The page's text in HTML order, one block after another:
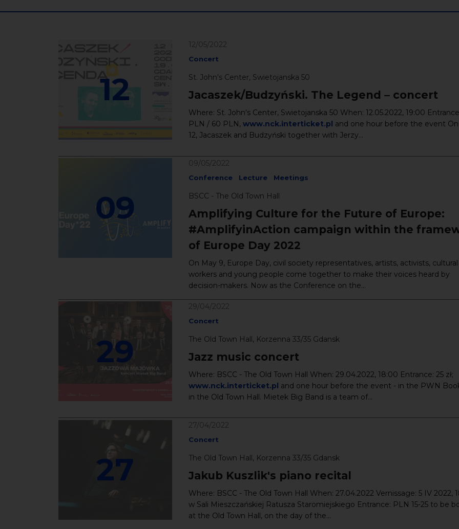
12
12/05/2022
Concert
St. John's Center, Swietojanska 50
Jacaszek/Budzyński. The Legend – concert
Where: St. John's Center, Swietojanska 50 When: 12.05.2022, 19:00
PLN / 60 PLN, www.nck.interticket.pl and one hour before the event
12, Jacaszek and Budzyński together with Jerzy...
09
09/05/2022
Conference Lecture Meetings
BSCC - The Old Town Hall
Amplifying Culture for the Future of Europe:
#AmplifyinAction campaign within the
of Europe Day 2022
On May 9, Europe Day, civil society representatives, artists, activists, cultural
workers and young people come together to make their voices heard by
decision-makers. Now as the Conference on the...
29
29/04/2022
Concert
The Old Town Hall, Korzenna 33/35 Gdansk
Jazz music concert
Where: BSCC - The Old Town Hall When: 29.04.2022, 18:00 Entrance: 25 zł;
www.nck.interticket.pl and one hour before the event - in the PWN
in the Old Town Hall. Mietek Big Band is a team of...
27
27/04/2022
Concert
The Old Town Hall, Korzenna 33/35 Gdansk
Jakub Kuszlik's piano recital
Where: BSCC - The Old Town Hall When: 27.04.2022 Vernissage: 5 IV 2022,
w Sali Mieszczańskiej Ratusza Staromiejskiego Entrance: PLN 15-25 to be
at the Old Town Hall, on the day of the...